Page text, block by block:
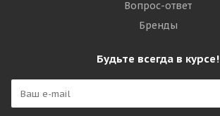
Вопрос-ответ
Бренды
Будьте всегда в курсе!